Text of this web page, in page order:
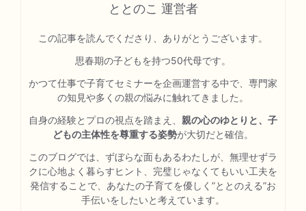
ととのこ 運営者
この記事を読んでくださり、ありがとうございます。
思春期の子どもを持つ50代母です。
かつて仕事で子育てセミナーを企画運営する中で、専門家
の知見や多くの親の悩みに触れてきました。
自身の経験とプロの視点を踏まえ、 親の心のゆとりと、子
どもの主体性を尊重する姿勢が大切だと確信。
このブログでは、ずぼらな面もあるわたしが、無理せずラ
クに心地よく暮らすヒント、完璧じゃなくてもいい工夫を
発信することで、あなたの子育てを優しく”ととのえる”お
手伝いをしたいと考えています。